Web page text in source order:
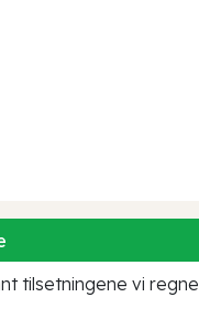
tilsetningene vi